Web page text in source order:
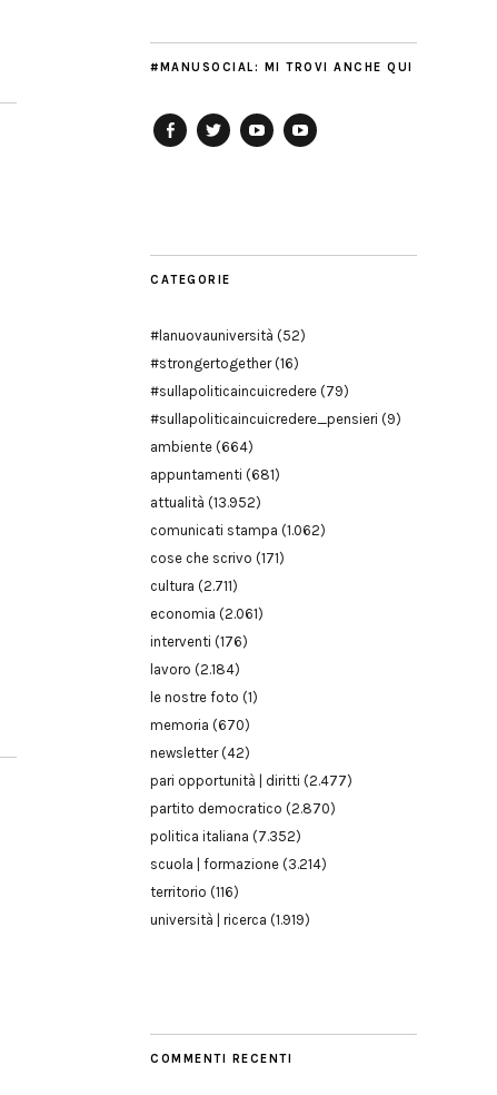
#MANUSOCIAL: MI TROVI ANCHE QUI
CATEGORIE
#lanuovauniversità (52)
#strongertogether(16)
#sullapoliticaincuicredere (79)
#sullapoliticaincuicredere_pensieri (9)
ambiente (664)
appuntamenti (681)
attualità (13.952)
comunicati stampa (1.062)
cose che scrivo (171)
cultura (2.711)
economia (2.061)
interventi (176)
lavoro (2.184)
le nostre foto (1)
memoria (670)
newsletter(42)
pari opportunità | diritti (2.477)
partito democratico (2.870)
politica italiana (7.352)
scuola | formazione (3.214)
territorio (116)
università | ricerca (1.919)
COMMENTI RECENTI